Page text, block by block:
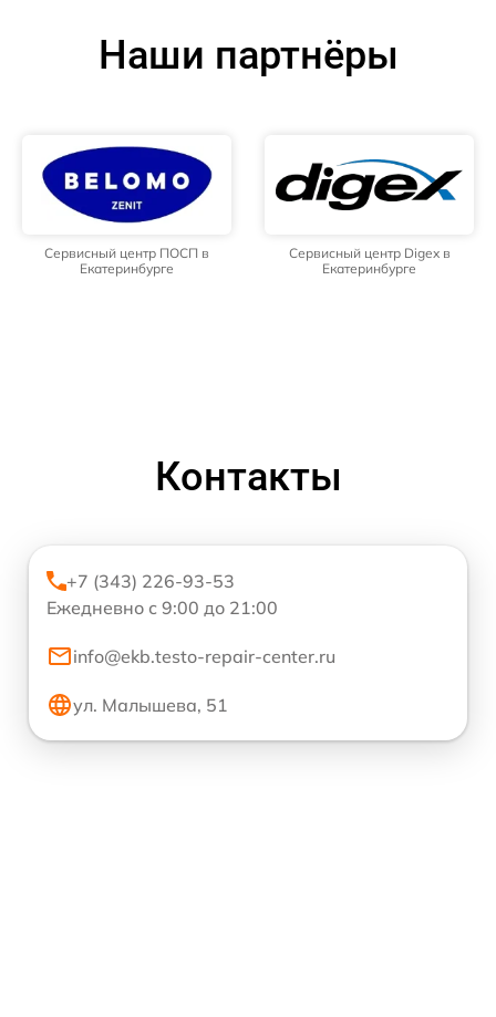
Наши партнёры
Сервисный центр ПОСП в
Екатеринбурге
Сервисный центр Digex в
Екатеринбурге
Контакты
+7 (343) 226-93-53
Ежедневно с 9:00 до 21:00
info@ekb.testo-repair-center.ru
ул. Малышева, 51